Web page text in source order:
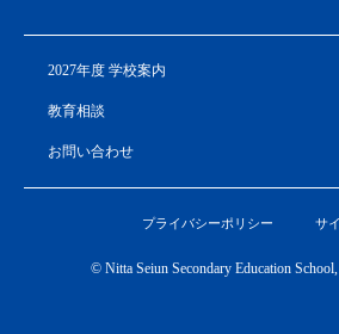
2027年度 学校案内
教育相談
お問い合わせ
プライバシーポリシー サ
© Nitta Seiun Secondary Education School,